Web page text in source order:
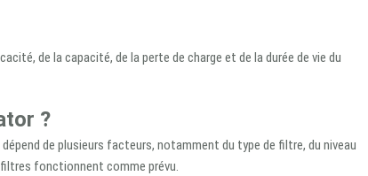
de la capacité, de la perte de charge et de la durée de vie du
?
de plusieurs facteurs, notamment du type de filtre, du niveau
fonctionnent comme prévu.